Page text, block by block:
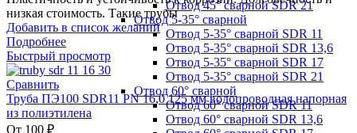
Отвод 45° сварной SDR 21
Отвод 5-35° сварной
Отвод 5-35° сварной SDR 11
Отвод 5-35° сварной SDR 13,6
Отвод 5-35° сварной SDR 17
Отвод 5-35° сварной SDR 21
Отвод 60° сварной
Отвод 60° сварной SDR 11
Отвод 60° сварной SDR 13,6
низкая стоимость. Такие трубы
Добавить в список желаний
Подробнее
Быстрый просмотр
Сравнить
Труба ПЭ100 SDR11 PN 16,0 125 мм водопроводная напорная
из полиэтилена
От 100 ₽